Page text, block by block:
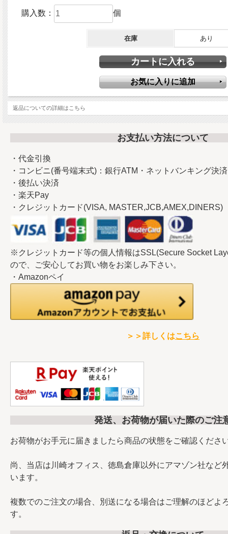
●素材：ひのき、裏面：国産和紙
※天然木の為、色・柄・木目は多少異なります。
購入数： 個
在庫 あり
返品についての詳細はこちら
お支払い方法について
・代金引換
・コンビニ(番号端末式)：銀行ATM・ネットバンキング決済
・後払い決済
・楽天Pay
・クレジットカード(VISA, MASTER,JCB,AMEX,DINERS)
※クレジットカード等の個人情報はSSL(Secure Socket
ので、ご安心してお買い物をお楽しみ下さい。
・Amazonペイ
＞＞詳しくはこちら
発送、お荷物が届いた際のご注
お荷物がお手元に届きましたら商品の状態をご確認くださ
尚、当店は川崎オフィス、徳島倉庫以外にアマゾン社など
います。
複数でのご注文の場合、別送になる場合はご理解のほどよ
す。